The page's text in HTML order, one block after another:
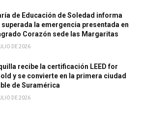
de Educación de Soledad informa
superada la emergencia presentada en
Corazón sede las Margaritas
DE 2026
recibe la certificación LEED for
y se convierte en la primera ciudad
de Suramérica
DE 2026